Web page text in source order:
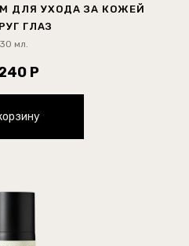
ДЛЯ УХОДА ЗА КОЖЕЙ
ГЛАЗ
30 мл.
Р